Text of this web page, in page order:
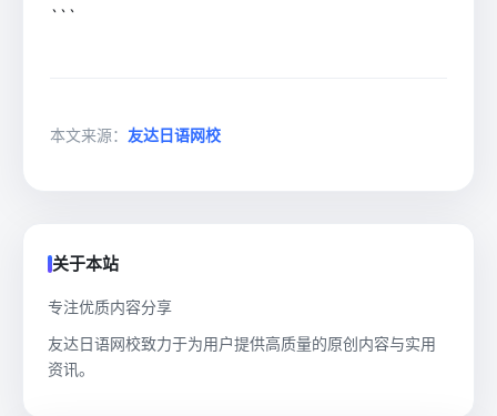
```
本文来源： 友达日语网校
关于本站
专注优质内容分享
友达日语网校致力于为用户提供高质量的原创内容与实用
资讯。